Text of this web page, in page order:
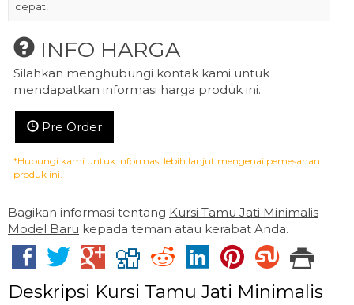
cepat!
INFO HARGA
Silahkan menghubungi kontak kami untuk
mendapatkan informasi harga produk ini.
Pre Order
*Hubungi kami untuk informasi lebih lanjut mengenai pemesanan
produk ini.
Bagikan informasi tentang Kursi Tamu Jati Minimalis
Model Baru kepada teman atau kerabat Anda.
Deskripsi Kursi Tamu Jati Minimalis